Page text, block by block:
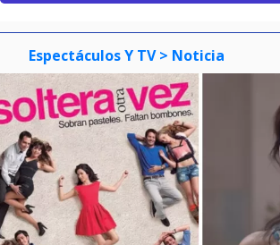
Espectáculos Y TV > Noticia